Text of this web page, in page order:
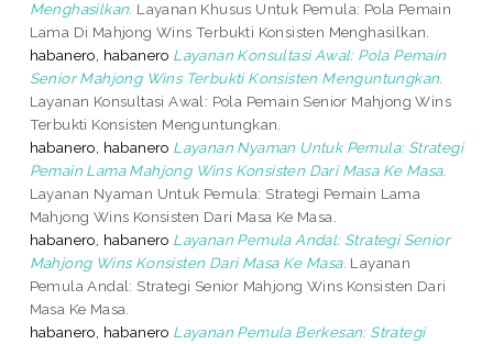
Menghasilkan. Layanan Khusus Untuk Pemula: Pola Pemain
Lama Di Mahjong Wins Terbukti Konsisten Menghasilkan.
habanero, habanero Layanan Konsultasi Awal: Pola Pemain
Senior Mahjong Wins Terbukti Konsisten Menguntungkan.
Layanan Konsultasi Awal: Pola Pemain Senior Mahjong Wins
Terbukti Konsisten Menguntungkan.
habanero, habanero Layanan Nyaman Untuk Pemula: Strategi
Pemain Lama Mahjong Wins Konsisten Dari Masa Ke Masa.
Layanan Nyaman Untuk Pemula: Strategi Pemain Lama
Mahjong Wins Konsisten Dari Masa Ke Masa.
habanero, habanero Layanan Pemula Andal: Strategi Senior
Mahjong Wins Konsisten Dari Masa Ke Masa. Layanan
Pemula Andal: Strategi Senior Mahjong Wins Konsisten Dari
Masa Ke Masa.
habanero, habanero Layanan Pemula Berkesan: Strategi